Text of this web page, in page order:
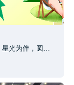
光为伴，圆满